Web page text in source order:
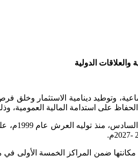
الدولية
وتوطيد دينامية الاستثمار وخلق
على استدامة المالية العمومية،
ضمن المراكز الخمسة الأولى